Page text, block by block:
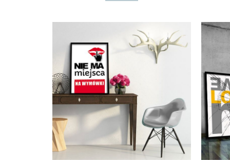
wiele
wariantów.
można
wybrać
stronie
produktu